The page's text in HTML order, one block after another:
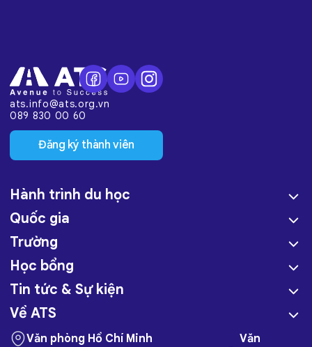
ats.info@ats.org.vn
089 830 00 60
Đăng ký thành viên
Hành trình du học
Quốc gia
Trường
Học bổng
Tin tức & Sự kiện
Về ATS
Văn phòng Hồ Chí Minh
Văn